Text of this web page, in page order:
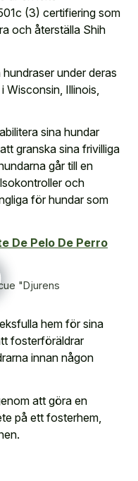
(3) certifiering som
och återställa Shih
under deras
Illinois,
sina hundar
granska sina frivilliga
går till en
och
för hundar som
De Pelo De Perro
"Djurens
hem för sina
fosterföräldrar
innan någon
att göra en
på ett fosterhem,